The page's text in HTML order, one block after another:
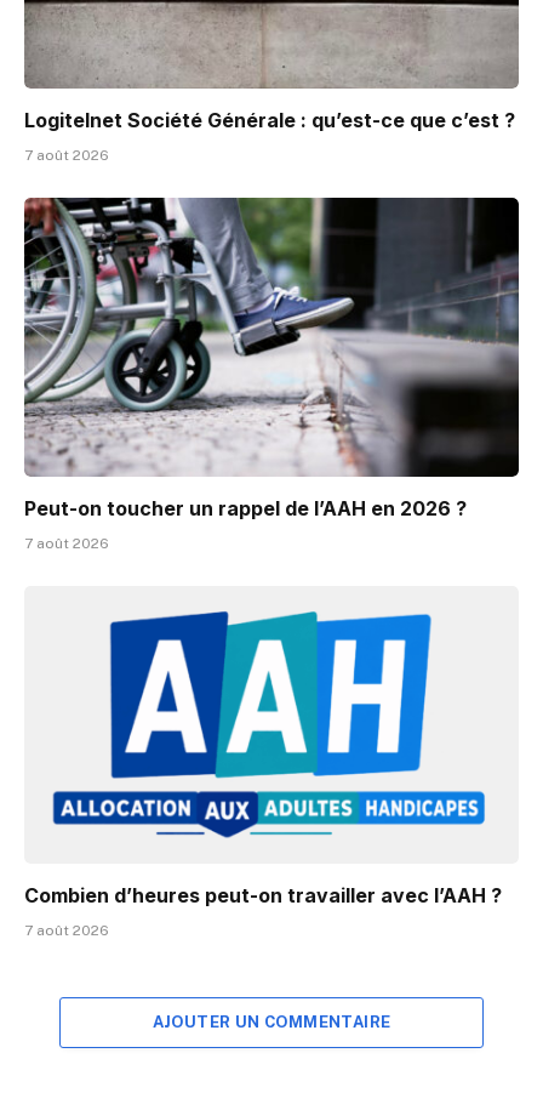
Logitelnet Société Générale : qu’est-ce que c’est ?
7 août 2026
Peut-on toucher un rappel de l’AAH en 2026 ?
7 août 2026
Combien d’heures peut-on travailler avec l’AAH ?
7 août 2026
AJOUTER UN COMMENTAIRE